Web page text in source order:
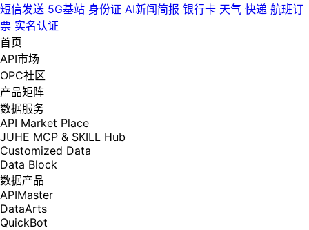
短信发送 5G基站 身份证 AI新闻简报 银行卡 天气 快递 航班订
票 实名认证
首页
API市场
OPC社区
产品矩阵
数据服务
API Market Place
JUHE MCP & SKILL Hub
Customized Data
Data Block
数据产品
APIMaster
DataArts
QuickBot